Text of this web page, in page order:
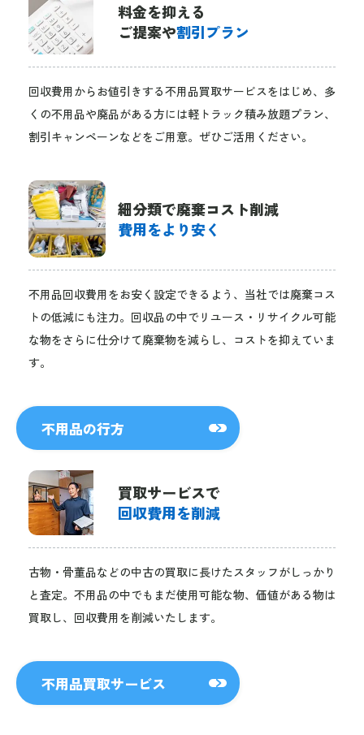
料金を抑える
ご提案や割引プラン
回収費用からお値引きする不用品買取サービスをはじめ、多
くの不用品や廃品がある方には軽トラック積み放題プラン、
割引キャンペーンなどをご用意。ぜひご活用ください。
細分類で廃棄コスト削減
費用をより安く
不用品回収費用をお安く設定できるよう、当社では廃棄コス
トの低減にも注力。回収品の中でリユース・リサイクル可能
な物をさらに仕分けて廃棄物を減らし、コストを抑えていま
す。
不用品の行方
買取サービスで
回収費用を削減
古物・骨董品などの中古の買取に長けたスタッフがしっかり
と査定。不用品の中でもまだ使用可能な物、価値がある物は
買取し、回収費用を削減いたします。
不用品買取サービス